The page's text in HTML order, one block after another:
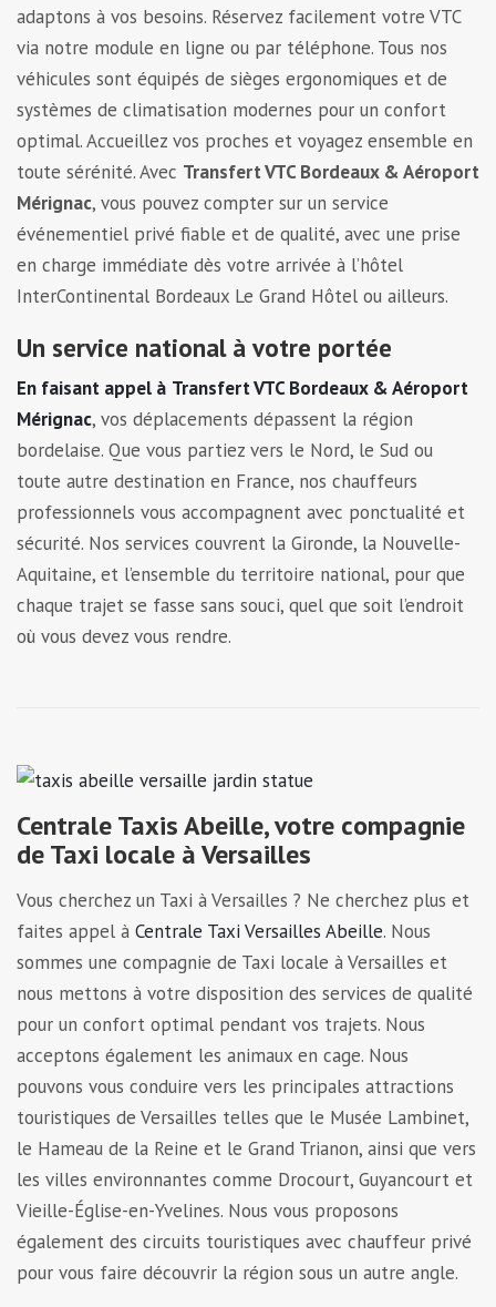
adaptons à vos besoins. Réservez facilement votre VTC
via notre module en ligne ou par téléphone. Tous nos
véhicules sont équipés de sièges ergonomiques et de
systèmes de climatisation modernes pour un confort
optimal. Accueillez vos proches et voyagez ensemble en
toute sérénité. Avec Transfert VTC Bordeaux & Aéroport
Mérignac, vous pouvez compter sur un service
événementiel privé fiable et de qualité, avec une prise
en charge immédiate dès votre arrivée à l’hôtel
InterContinental Bordeaux Le Grand Hôtel ou ailleurs.
Un service national à votre portée
En faisant appel à Transfert VTC Bordeaux & Aéroport
Mérignac, vos déplacements dépassent la région
bordelaise. Que vous partiez vers le Nord, le Sud ou
toute autre destination en France, nos chauffeurs
professionnels vous accompagnent avec ponctualité et
sécurité. Nos services couvrent la Gironde, la Nouvelle-
Aquitaine, et l’ensemble du territoire national, pour que
chaque trajet se fasse sans souci, quel que soit l’endroit
où vous devez vous rendre.
Centrale Taxis Abeille, votre compagnie
de Taxi locale à Versailles
Vous cherchez un Taxi à Versailles ? Ne cherchez plus et
faites appel à Centrale Taxi Versailles Abeille. Nous
sommes une compagnie de Taxi locale à Versailles et
nous mettons à votre disposition des services de qualité
pour un confort optimal pendant vos trajets. Nous
acceptons également les animaux en cage. Nous
pouvons vous conduire vers les principales attractions
touristiques de Versailles telles que le Musée Lambinet,
le Hameau de la Reine et le Grand Trianon, ainsi que vers
les villes environnantes comme Drocourt, Guyancourt et
Vieille-Église-en-Yvelines. Nous vous proposons
également des circuits touristiques avec chauffeur privé
pour vous faire découvrir la région sous un autre angle.